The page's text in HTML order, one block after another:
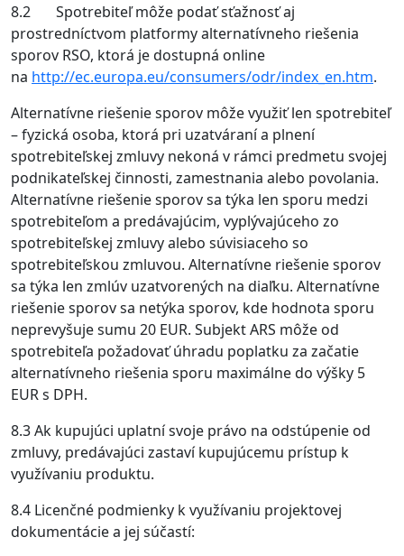
8.2 Spotrebiteľ môže podať sťažnosť aj
prostredníctvom platformy alternatívneho riešenia
sporov RSO, ktorá je dostupná online
na http://ec.europa.eu/consumers/odr/index_en.htm.
Alternatívne riešenie sporov môže využiť len spotrebiteľ
– fyzická osoba, ktorá pri uzatváraní a plnení
spotrebiteľskej zmluvy nekoná v rámci predmetu svojej
podnikateľskej činnosti, zamestnania alebo povolania.
Alternatívne riešenie sporov sa týka len sporu medzi
spotrebiteľom a predávajúcim, vyplývajúceho zo
spotrebiteľskej zmluvy alebo súvisiaceho so
spotrebiteľskou zmluvou. Alternatívne riešenie sporov
sa týka len zmlúv uzatvorených na diaľku. Alternatívne
riešenie sporov sa netýka sporov, kde hodnota sporu
neprevyšuje sumu 20 EUR. Subjekt ARS môže od
spotrebiteľa požadovať úhradu poplatku za začatie
alternatívneho riešenia sporu maximálne do výšky 5
EUR s DPH.
8.3 Ak kupujúci uplatní svoje právo na odstúpenie od
zmluvy, predávajúci zastaví kupujúcemu prístup k
využívaniu produktu.
8.4 Licenčné podmienky k využívaniu projektovej
dokumentácie a jej súčastí: